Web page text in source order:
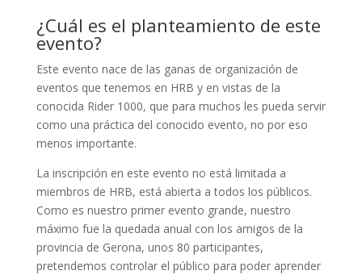
¿Cuál es el planteamiento de este
evento?
Este evento nace de las ganas de organización de
eventos que tenemos en HRB y en vistas de la
conocida Rider 1000, que para muchos les pueda servir
como una práctica del conocido evento, no por eso
menos importante.
La inscripción en este evento no está limitada a
miembros de HRB, está abierta a todos los públicos.
Como es nuestro primer evento grande, nuestro
máximo fue la quedada anual con los amigos de la
provincia de Gerona, unos 80 participantes,
pretendemos controlar el público para poder aprender